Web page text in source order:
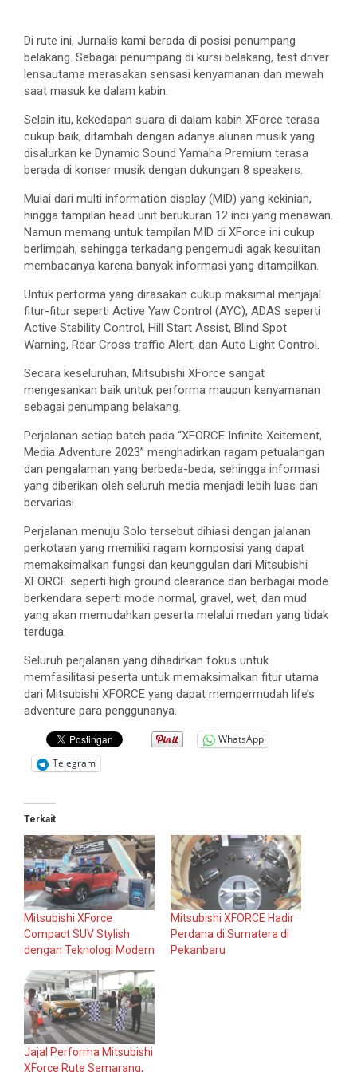
Di rute ini, Jurnalis kami berada di posisi penumpang
belakang. Sebagai penumpang di kursi belakang, test driver
lensautama merasakan sensasi kenyamanan dan mewah
saat masuk ke dalam kabin.
Selain itu, kekedapan suara di dalam kabin XForce terasa
cukup baik, ditambah dengan adanya alunan musik yang
disalurkan ke Dynamic Sound Yamaha Premium terasa
berada di konser musik dengan dukungan 8 speakers.
Mulai dari multi information display (MID) yang kekinian,
hingga tampilan head unit berukuran 12 inci yang menawan.
Namun memang untuk tampilan MID di XForce ini cukup
berlimpah, sehingga terkadang pengemudi agak kesulitan
membacanya karena banyak informasi yang ditampilkan.
Untuk performa yang dirasakan cukup maksimal menjajal
fitur-fitur seperti Active Yaw Control (AYC), ADAS seperti
Active Stability Control, Hill Start Assist, Blind Spot
Warning, Rear Cross traffic Alert, dan Auto Light Control.
Secara keseluruhan, Mitsubishi XForce sangat
mengesankan baik untuk performa maupun kenyamanan
sebagai penumpang belakang.
Perjalanan setiap batch pada “XFORCE Infinite Xcitement,
Media Adventure 2023” menghadirkan ragam petualangan
dan pengalaman yang berbeda-beda, sehingga informasi
yang diberikan oleh seluruh media menjadi lebih luas dan
bervariasi.
Perjalanan menuju Solo tersebut dihiasi dengan jalanan
perkotaan yang memiliki ragam komposisi yang dapat
memaksimalkan fungsi dan keunggulan dari Mitsubishi
XFORCE seperti high ground clearance dan berbagai mode
berkendara seperti mode normal, gravel, wet, dan mud
yang akan memudahkan peserta melalui medan yang tidak
terduga.
Seluruh perjalanan yang dihadirkan fokus untuk
memfasilitasi peserta untuk memaksimalkan fitur utama
dari Mitsubishi XFORCE yang dapat mempermudah life’s
adventure para penggunanya.
WhatsApp
Telegram
Terkait
Mitsubishi XForce
Compact SUV Stylish
dengan Teknologi Modern
Mitsubishi XFORCE Hadir
Perdana di Sumatera di
Pekanbaru
Jajal Performa Mitsubishi
XForce Rute Semarang,